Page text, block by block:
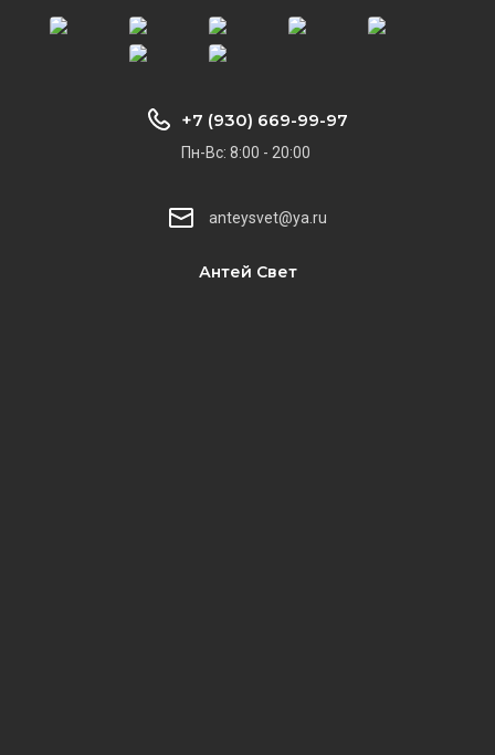
Антей Свет
+7 (930) 669-99-97
Пн-Вс: 8:00 - 20:00
anteysvet@ya.ru